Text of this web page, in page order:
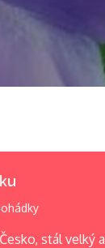
stál velký a